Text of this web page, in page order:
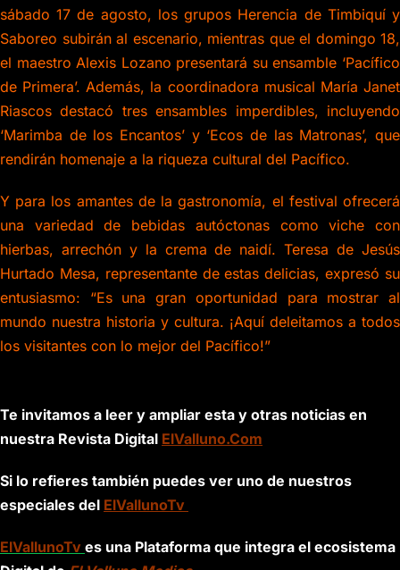
sábado 17 de agosto, los grupos Herencia de Timbiquí y
Saboreo subirán al escenario, mientras que el domingo 18,
el maestro Alexis Lozano presentará su ensamble ‘Pacífico
de Primera’. Además, la coordinadora musical María Janet
Riascos destacó tres ensambles imperdibles, incluyendo
‘Marimba de los Encantos’ y ‘Ecos de las Matronas’, que
rendirán homenaje a la riqueza cultural del Pacífico.
Y para los amantes de la gastronomía, el festival ofrecerá
una variedad de bebidas autóctonas como viche con
hierbas, arrechón y la crema de naidí. Teresa de Jesús
Hurtado Mesa, representante de estas delicias, expresó su
entusiasmo: “Es una gran oportunidad para mostrar al
mundo nuestra historia y cultura. ¡Aquí deleitamos a todos
los visitantes con lo mejor del Pacífico!”
Te invitamos a leer y ampliar esta y otras noticias en
nuestra Revista Digital ElValluno.Com
Si lo refieres también puedes ver uno de nuestros
especiales del ElVallunoTv
ElVallunoTv es una Plataforma que integra el ecosistema